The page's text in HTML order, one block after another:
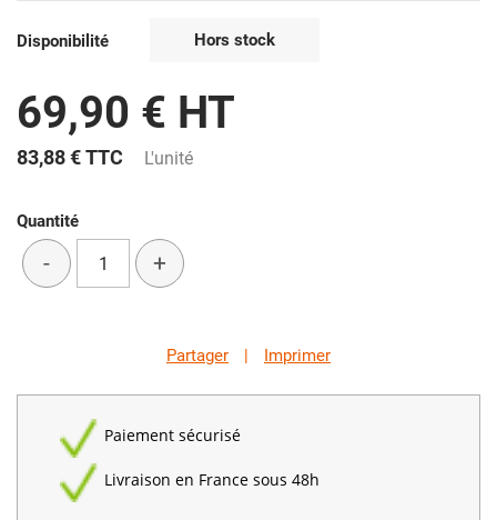
Disponibilité Hors stock
69,90 € HT
83,88 €TTC L'unité
Quantité
- +
Partager | Imprimer
Paiement sécurisé
Livraison en France sous 48h